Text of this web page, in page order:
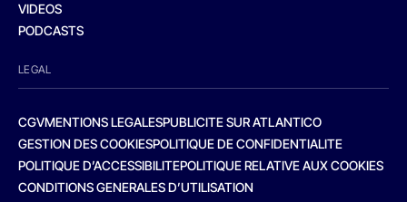
VIDEOS
PODCASTS
LEGAL
CGVMENTIONS LEGALESPUBLICITE SUR ATLANTICO
GESTION DES COOKIESPOLITIQUE DE CONFIDENTIALITE
POLITIQUE D’ACCESSIBILITEPOLITIQUE RELATIVE AUX COOKIES
CONDITIONS GENERALES D’UTILISATION